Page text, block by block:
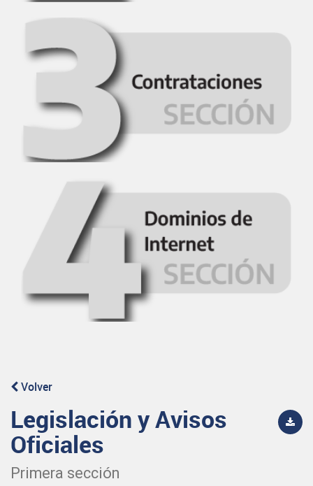
Volver
Legislación y Avisos
Oficiales
Primera sección